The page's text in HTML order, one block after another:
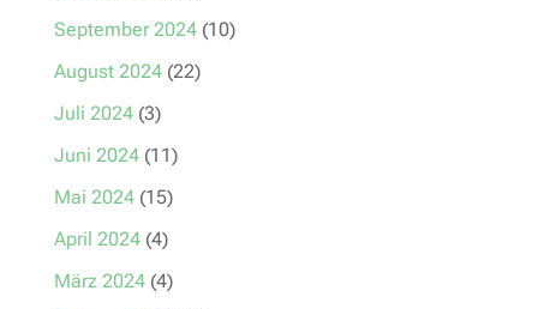
September 2024(10)
August 2024(22)
Juli 2024(3)
Juni 2024(11)
Mai 2024(15)
April 2024(4)
März 2024(4)